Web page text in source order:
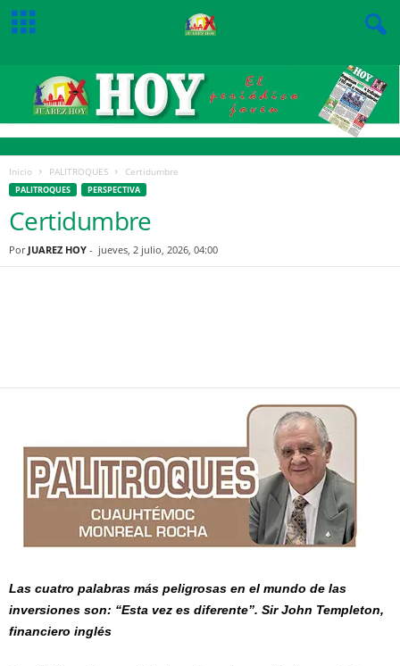
Inicio PALITROQUES Certidumbre
PALITROQUES PERSPECTIVA
Certidumbre
Por JUAREZ HOY - jueves, 2 julio, 2026, 04:00
Las cuatro palabras más peligrosas en el mundo de las
inversiones son: “Esta vez es diferente”. Sir John Templeton,
financiero inglés